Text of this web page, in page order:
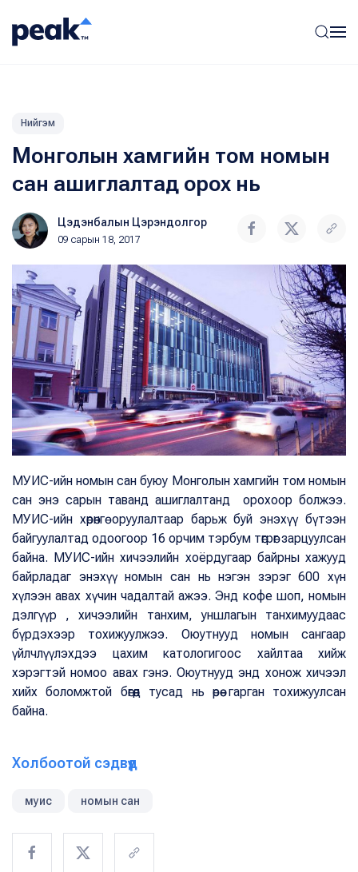
Нийгэм
Монголын хамгийн том номын
сан ашиглалтад орох нь
Цэдэнбалын Цэрэндолгор
09 сарын 18, 2017
МУИС-ийн номын сан буюу Монголын хамгийн том номын
сан энэ сарын таванд ашиглалтанд орохоор болжээ.
МУИС-ийн хөрөнгө оруулалтаар барьж буй энэхүү бүтээн
байгуулалтад одоогоор 16 орчим тэрбум төгрөг зарцуулсан
байна. МУИС-ийн хичээлийн хоёрдугаар байрны хажууд
байрладаг энэхүү номын сан нь нэгэн зэрэг 600 хүн
хүлээн авах хүчин чадалтай ажээ. Энд кофе шоп, номын
дэлгүүр , хичээлийн танхим, уншлагын танхимуудаас
бүрдэхээр тохижуулжээ. Оюутнууд номын сангаар
үйлчлүүлэхдээ цахим катологигоос хайлтаа хийж
хэрэгтэй номоо авах гэнэ. Оюутнууд энд хонож хичээл
хийх боломжтой бөгөөд тусад нь өрөө гарган тохижуулсан
байна.
Холбоотой сэдвүүд
муис номын сан